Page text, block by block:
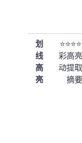
划
线
高
亮
彩高
动提
摘要